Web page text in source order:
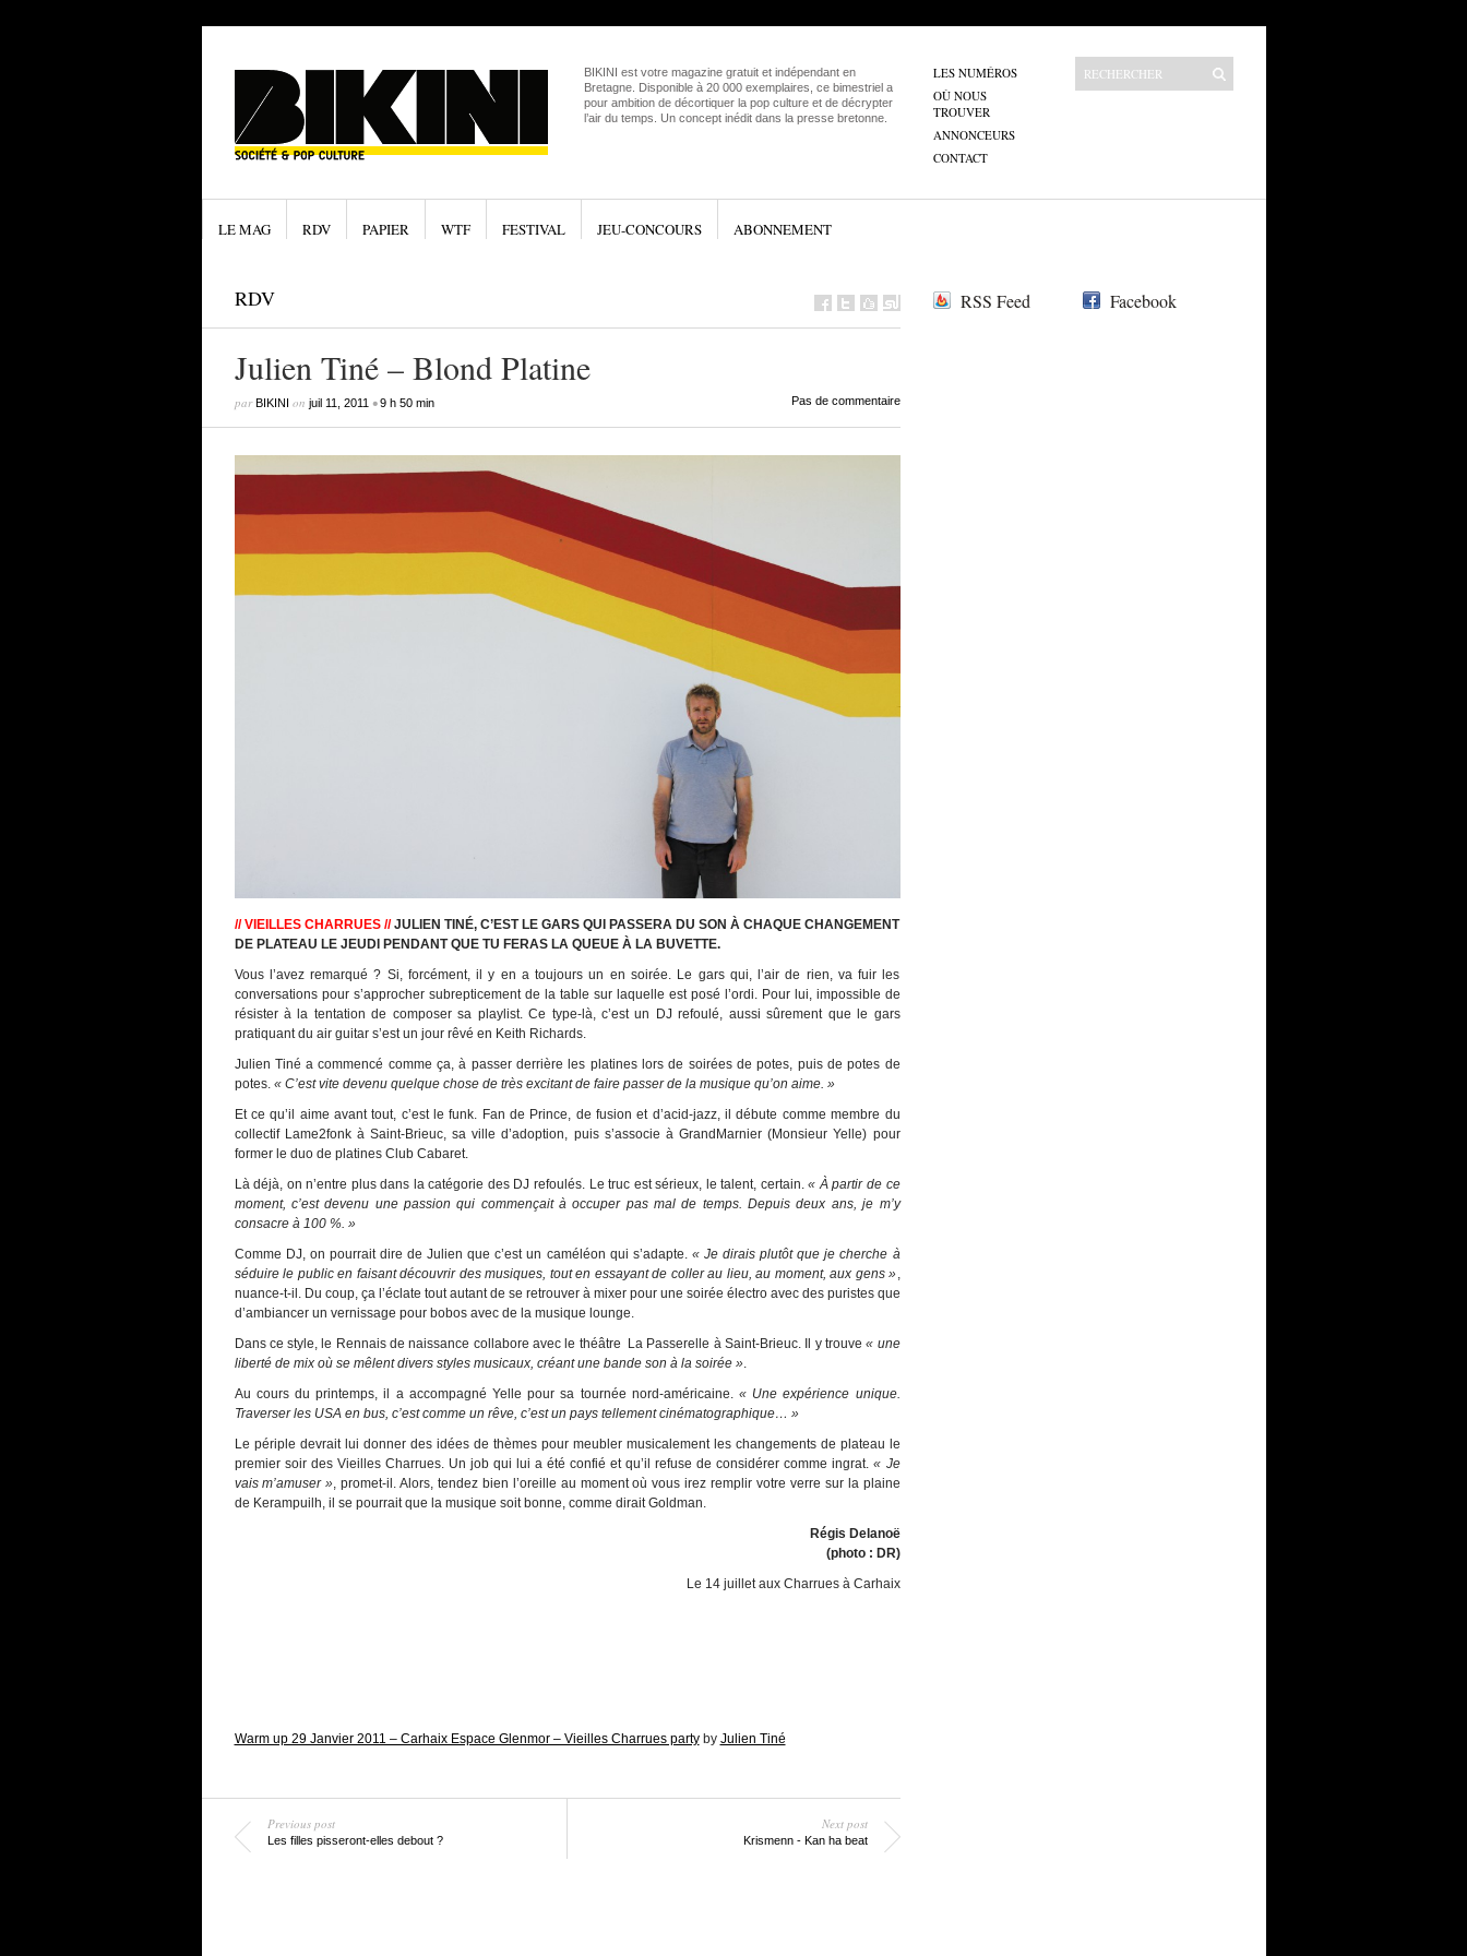
BIKINI est votre magazine gratuit et indépendant en
Bretagne. Disponible à 20 000 exemplaires, ce bimestriel a
pour ambition de décortiquer la pop culture et de décrypter
l’air du temps. Un concept inédit dans la presse bretonne.
LES NUMÉROS
OÙ NOUS
TROUVER
ANNONCEURS
CONTACT
LE MAG RDV PAPIER WTF FESTIVAL JEU-CONCOURS ABONNEMENT
RDV
Julien Tiné – Blond Platine
parBIKINI on juil 11, 2011•9 h 50 min Pas de commentaire
// VIEILLES CHARRUES //JULIEN TINÉ, C’EST LE GARS QUI PASSERA DU SON À CHAQUE CHANGEMENT
DE PLATEAU LE JEUDI PENDANT QUE TU FERAS LA QUEUE À LA BUVETTE.
Vous l’avez remarqué ? Si, forcément, il y en a toujours un en soirée. Le gars qui, l’air de rien, va fuir les
conversations pour s’approcher subrepticement de la table sur laquelle est posé l’ordi. Pour lui, impossible de
résister à la tentation de composer sa playlist. Ce type-là, c’est un DJ refoulé, aussi sûrement que le gars
pratiquant du air guitar s’est un jour rêvé en Keith Richards.
Julien Tiné a commencé comme ça, à passer derrière les platines lors de soirées de potes, puis de potes de
potes. « C’est vite devenu quelque chose de très excitant de faire passer de la musique qu’on aime. »
Et ce qu’il aime avant tout, c’est le funk. Fan de Prince, de fusion et d’acid-jazz, il débute comme membre du
collectif Lame2fonk à Saint-Brieuc, sa ville d’adoption, puis s’associe à GrandMarnier (Monsieur Yelle) pour
former le duo de platines Club Cabaret.
Là déjà, on n’entre plus dans la catégorie des DJ refoulés. Le truc est sérieux, le talent, certain.« À partir de ce
moment, c’est devenu une passion qui commençait à occuper pas mal de temps. Depuis deux ans, je m’y
consacre à 100 %. »
Comme DJ, on pourrait dire de Julien que c’est un caméléon qui s’adapte.« Je dirais plutôt que je cherche à
séduire le public en faisant découvrir des musiques, tout en essayant de coller au lieu, au moment, aux gens »,
nuance-t-il. Du coup, ça l’éclate tout autant de se retrouver à mixer pour une soirée électro avec des puristes que
d’ambiancer un vernissage pour bobos avec de la musique lounge.
Dans ce style, le Rennais de naissance collabore avec le théâtre La Passerelle à Saint-Brieuc. Il y trouve« une
liberté de mix où se mêlent divers styles musicaux, créant une bande son à la soirée ».
Au cours du printemps, il a accompagné Yelle pour sa tournée nord-américaine. « Une expérience unique.
Traverser les USA en bus, c’est comme un rêve, c’est un pays tellement cinématographique… »
Le périple devrait lui donner des idées de thèmes pour meubler musicalement les changements de plateau le
premier soir des Vieilles Charrues. Un job qui lui a été confié et qu’il refuse de considérer comme ingrat.« Je
vais m’amuser », promet-il. Alors, tendez bien l’oreille au moment où vous irez remplir votre verre sur la plaine
de Kerampuilh, il se pourrait que la musique soit bonne, comme dirait Goldman.
Régis Delanoë
(photo : DR)
Le 14 juillet aux Charrues à Carhaix
Warm up 29 Janvier 2011 – Carhaix Espace Glenmor – Vieilles Charrues partyby Julien Tiné
Previous post
Les filles pisseront-elles debout ?
Next post
Krismenn - Kan ha beat
RSS Feed Facebook